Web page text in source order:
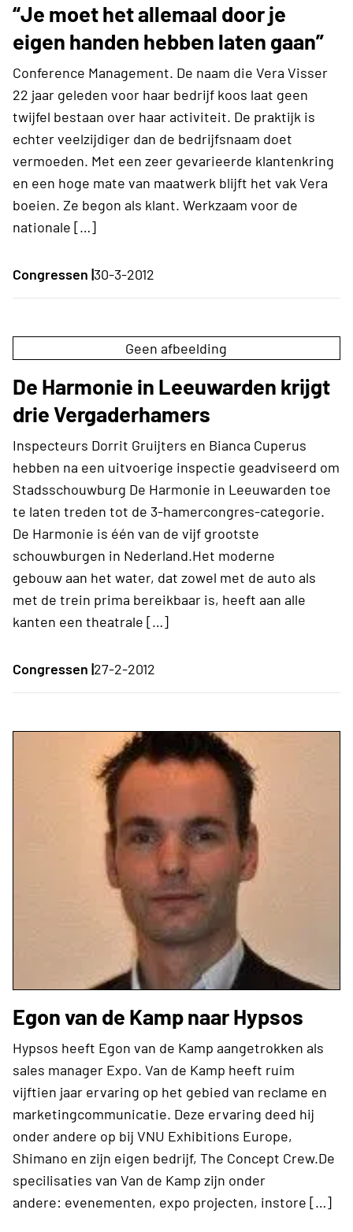
“Je moet het allemaal door je
eigen handen hebben laten gaan”
Conference Management. De naam die Vera Visser
22 jaar geleden voor haar bedrijf koos laat geen
twijfel bestaan over haar activiteit. De praktijk is
echter veelzijdiger dan de bedrijfsnaam doet
vermoeden. Met een zeer gevarieerde klantenkring
en een hoge mate van maatwerk blijft het vak Vera
boeien. Ze begon als klant. Werkzaam voor de
nationale […]
Congressen |30-3-2012
Geen afbeelding
De Harmonie in Leeuwarden krijgt
drie Vergaderhamers
Inspecteurs Dorrit Gruijters en Bianca Cuperus
hebben na een uitvoerige inspectie geadviseerd om
Stadsschouwburg De Harmonie in Leeuwarden toe
te laten treden tot de 3-hamercongres-categorie.
De Harmonie is één van de vijf grootste
schouwburgen in Nederland.Het moderne
gebouw aan het water, dat zowel met de auto als
met de trein prima bereikbaar is, heeft aan alle
kanten een theatrale […]
Congressen |27-2-2012
Egon van de Kamp naar Hypsos
Hypsos heeft Egon van de Kamp aangetrokken als
sales manager Expo. Van de Kamp heeft ruim
vijftien jaar ervaring op het gebied van reclame en
marketingcommunicatie. Deze ervaring deed hij
onder andere op bij VNU Exhibitions Europe,
Shimano en zijn eigen bedrijf, The Concept Crew.De
specilisaties van Van de Kamp zijn onder
andere: evenementen, expo projecten, instore […]